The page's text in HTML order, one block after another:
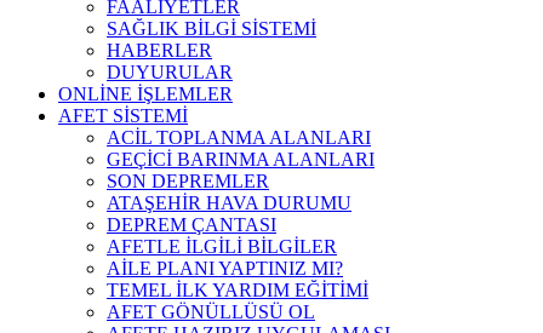
FAALİYETLER
SAĞLIK BİLGİ SİSTEMİ
HABERLER
DUYURULAR
ONLİNE İŞLEMLER
AFET SİSTEMİ
ACİL TOPLANMA ALANLARI
GEÇİCİ BARINMA ALANLARI
SON DEPREMLER
ATAŞEHİR HAVA DURUMU
DEPREM ÇANTASI
AFETLE İLGİLİ BİLGİLER
AİLE PLANI YAPTINIZ MI?
TEMEL İLK YARDIM EĞİTİMİ
AFET GÖNÜLLÜSÜ OL